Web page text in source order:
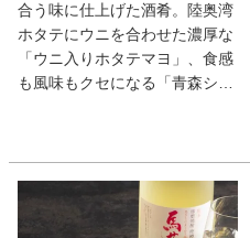
合う味に仕上げた酒肴。陸奥湾
ホタテにウニを合わせた濃厚な
「ウニ入りホタテマヨ」、食感
も風味もクセになる「青森シャ